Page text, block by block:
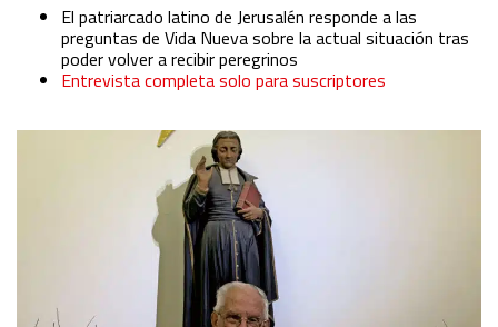
El patriarcado latino de Jerusalén responde a las
preguntas de Vida Nueva sobre la actual situación tras
poder volver a recibir peregrinos
Entrevista completa solo para suscriptores